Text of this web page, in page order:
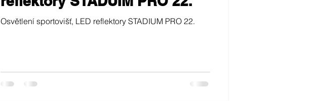
Osvětlení sportovišť, LED reflektory STADIUM PRO 22.